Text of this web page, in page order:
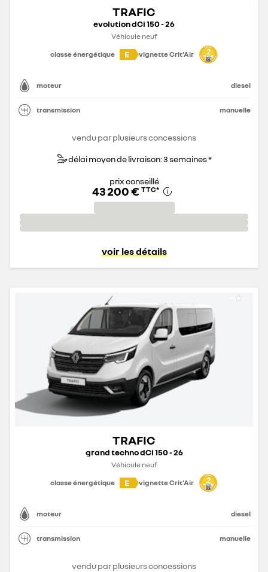
TRAFIC
evolution dCi 150 - 26
Véhicule neuf
classe énergétique
E vignette Crit'Air
moteur diesel
transmission manuelle
vendu par plusieurs concessions
délai moyen de livraison: 3 semaines *
prix conseillé
43 200 € TTC*
voir les détails
TRAFIC
grand techno dCi 150 - 26
Véhicule neuf
classe énergétique
E vignette Crit'Air
moteur diesel
transmission manuelle
vendu par plusieurs concessions